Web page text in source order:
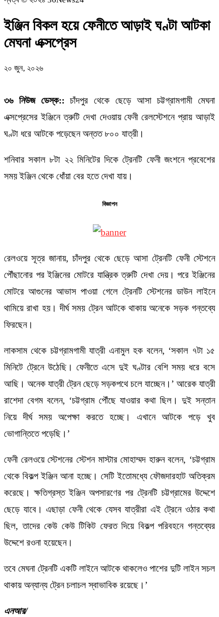
ইঞ্জিন বিকল হয়ে ফেনীতে আড়াই ঘণ্টা আটকা
মেঘনা এক্সপ্রেস
২০ জুন, ২০২৬
৩৬ নিউজ ডেস্ক:: চাঁদপুর থেকে ছেড়ে আসা চট্টগ্রামগামী মেঘনা
এক্সপ্রেসের ইঞ্জিনে ত্রুটি দেখা দেওয়ায় ফেনী রেলস্টেশনে প্রায় আড়াই
ঘণ্টা ধরে আটকে পড়েছেন অন্তত ৮০০ যাত্রী।
শনিবার সকাল ৮টা ২২ মিনিটের দিকে ট্রেনটি ফেনী জংশনে প্রবেশের
সময় ইঞ্জিন থেকে ধোঁয়া বের হতে দেখা যায়।
বিজ্ঞাপন
রেলওয়ে সূত্র জানায়, চাঁদপুর থেকে ছেড়ে আসা ট্রেনটি ফেনী স্টেশনে
পৌঁছানোর পর ইঞ্জিনের মোটরে যান্ত্রিক ত্রুটি দেখা দেয়। পরে ইঞ্জিনের
মোটরে আগুনের আভাস পাওয়া গেলে ট্রেনটি স্টেশনের ডাউন লাইনে
থামিয়ে রাখা হয়। দীর্ঘ সময় ট্রেন আটকে থাকায় অনেকে সড়ক গন্তব্যে
ফিরছেন।
লাকসাম থেকে চট্টগ্রামগামী যাত্রী এনামুল হক বলেন, ‘সকাল ৭টা ১৫
মিনিটে ট্রেনে উঠেছি। ফেনীতে এসে দুই ঘণ্টার বেশি সময় ধরে বসে
আছি। অনেক যাত্রী ট্রেন ছেড়ে সড়কপথে চলে যাচ্ছেন।’ আরেক যাত্রী
রাশেদা বেগম বলেন, ‘চট্টগ্রাম পৌঁছে যাওয়ার কথা ছিল। দুই সন্তান
নিয়ে দীর্ঘ সময় অপেক্ষা করতে হচ্ছে। এখানে আটকে পড়ে খুব
ভোগান্তিতে পড়েছি।’
ফেনী রেলওয়ে স্টেশনের স্টেশন মাস্টার মোহাম্মদ হারুন বলেন, ‘চট্টগ্রাম
থেকে বিকল্প ইঞ্জিন আনা হচ্ছে। সেটি ইতোমধ্যে ফৌজদারহাট অতিক্রম
করেছে। ক্ষতিগ্রস্ত ইঞ্জিন অপসারণের পর ট্রেনটি চট্টগ্রামের উদ্দেশে
ছেড়ে যাবে। এছাড়া ফেনী থেকে যেসব যাত্রীরা এই ট্রেনে ওঠার কথা
ছিল, তাদের কেউ কেউ টিকিট ফেরত দিয়ে বিকল্প পরিবহনে গন্তব্যের
উদ্দেশে রওনা হয়েছেন।
তবে মেঘনা ট্রেনটি একটি লাইনে আটকে থাকলেও পাশের দুটি লাইন সচল
থাকায় অন্যান্য ট্রেন চলাচল স্বাভাবিক রয়েছে।’
এনআর/